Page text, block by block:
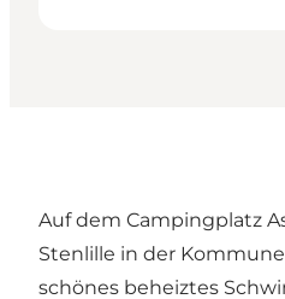
Auf dem Campingplatz
Stenlille in der
schönes beheiztes